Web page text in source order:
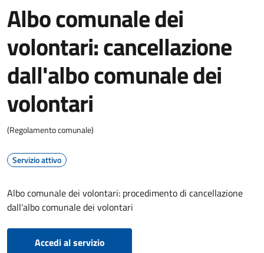
Albo comunale dei
volontari: cancellazione
dall'albo comunale dei
volontari
(Regolamento comunale)
Servizio attivo
Albo comunale dei volontari: procedimento di cancellazione
dall'albo comunale dei volontari
Accedi al servizio